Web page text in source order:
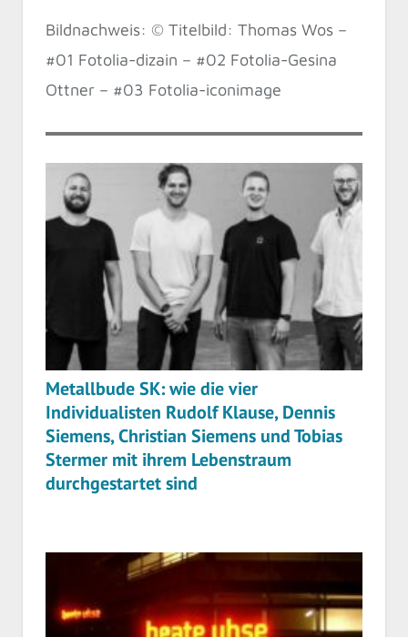
Bildnachweis: © Titelbild: Thomas Wos –
#01 Fotolia-dizain – #02 Fotolia-Gesina
Ottner – #03 Fotolia-iconimage
Metallbude SK: wie die vier
Individualisten Rudolf Klause, Dennis
Siemens, Christian Siemens und Tobias
Stermer mit ihrem Lebenstraum
durchgestartet sind